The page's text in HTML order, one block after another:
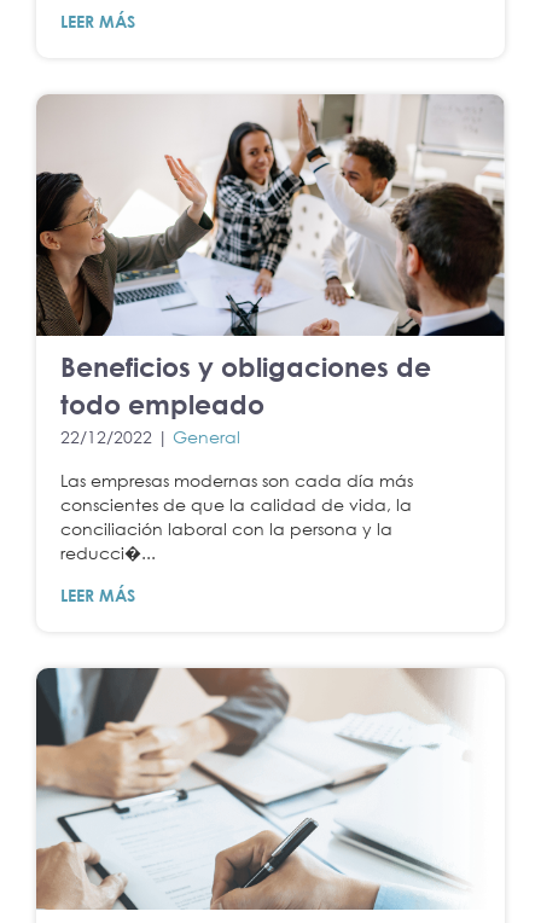
LEER MÁS
Beneficios y obligaciones de
todo empleado
22/12/2022 | General
Las empresas modernas son cada día más
conscientes de que la calidad de vida, la
conciliación laboral con la persona y la
reducci�...
LEER MÁS